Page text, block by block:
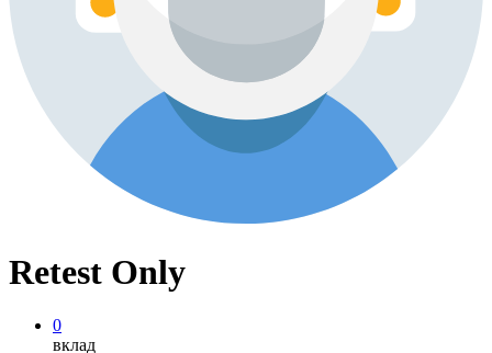
Retest Only
0
вклад